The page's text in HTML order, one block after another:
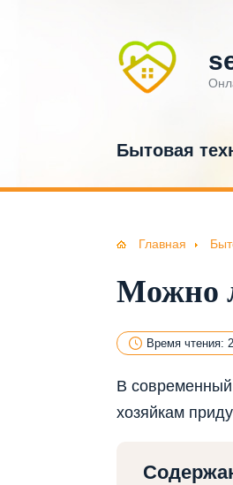
Бытовая
Главная
Можно
Время чтения:
В
хозяйкам